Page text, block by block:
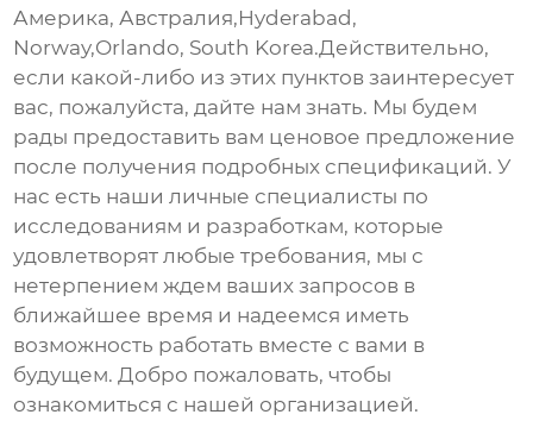
Америка, Австралия,Hyderabad,
Norway,Orlando, South Korea.Действительно,
если какой-либо из этих пунктов заинтересует
вас, пожалуйста, дайте нам знать. Мы будем
рады предоставить вам ценовое предложение
после получения подробных спецификаций. У
нас есть наши личные специалисты по
исследованиям и разработкам, которые
удовлетворят любые требования, мы с
нетерпением ждем ваших запросов в
ближайшее время и надеемся иметь
возможность работать вместе с вами в
будущем. Добро пожаловать, чтобы
ознакомиться с нашей организацией.